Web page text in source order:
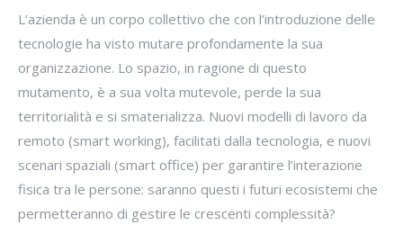
L’azienda è un corpo collettivo che con l’introduzione delle
tecnologie ha visto mutare profondamente la sua
organizzazione. Lo spazio, in ragione di questo
mutamento, è a sua volta mutevole, perde la sua
territorialità e si smaterializza. Nuovi modelli di lavoro da
remoto (smart working), facilitati dalla tecnologia, e nuovi
scenari spaziali (smart office) per garantire l’interazione
fisica tra le persone: saranno questi i futuri ecosistemi che
permetteranno di gestire le crescenti complessità?